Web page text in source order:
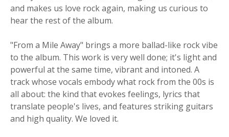
and makes us love rock again, making us curious to
hear the rest of the album.
"From a Mile Away" brings a more ballad-like rock vibe
to the album. This work is very well done; it's light and
powerful at the same time, vibrant and intoned. A
track whose vocals embody what rock from the 00s is
all about: the kind that evokes feelings, lyrics that
translate people's lives, and features striking guitars
and high quality. We loved it.